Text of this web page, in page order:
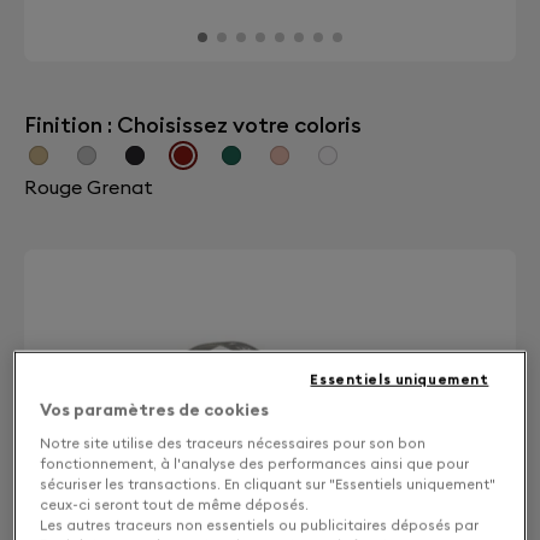
Finition : Choisissez votre coloris
Rouge Grenat
Vos paramètres de cookies
Notre site utilise des traceurs nécessaires pour son bon
fonctionnement, à l'analyse des performances ainsi que pour
sécuriser les transactions. En cliquant sur "Essentiels uniquement"
ceux-ci seront tout de même déposés.
Les autres traceurs non essentiels ou publicitaires déposés par
Essentiels uniquement